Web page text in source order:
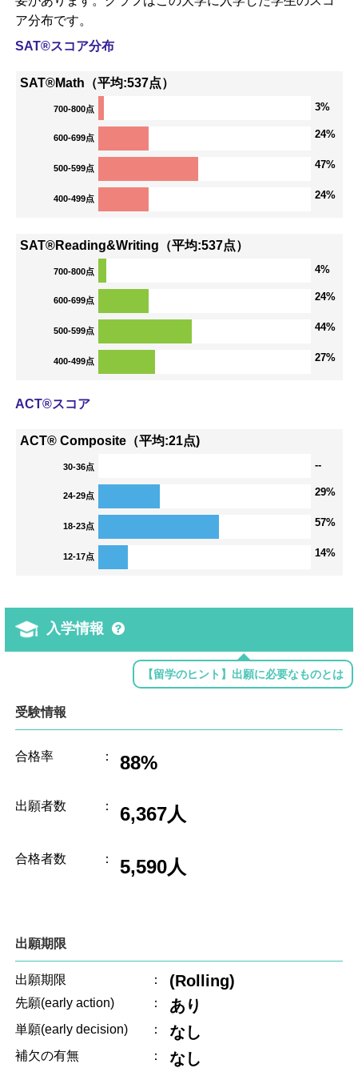
ア分布です。
SAT®スコア分布
SAT®Math（平均:537点）
700-800点 3%
600-699点 24%
500-599点 47%
400-499点 24%
SAT®Reading&Writing（平均:537点）
700-800点 4%
600-699点 24%
500-599点 44%
400-499点 27%
ACT®スコア
ACT® Composite（平均:21点)
30-36点 --
24-29点 29%
18-23点 57%
12-17点 14%
入学情報
【留学のヒント】出願に必要なものとは
受験情報
合格率 ： 88%
出願者数 ： 6,367人
合格者数 ： 5,590人
出願期限
出願期限 ： (Rolling)
先願(early action) ： あり
単願(early decision) ： なし
補欠の有無 ： なし